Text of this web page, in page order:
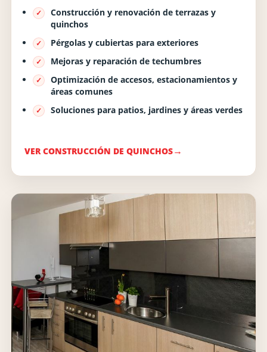
Construcción y renovación de terrazas y
quinchos
Pérgolas y cubiertas para exteriores
Mejoras y reparación de techumbres
Optimización de accesos, estacionamientos y
áreas comunes
Soluciones para patios, jardines y áreas verdes
VER CONSTRUCCIÓN DE QUINCHOS